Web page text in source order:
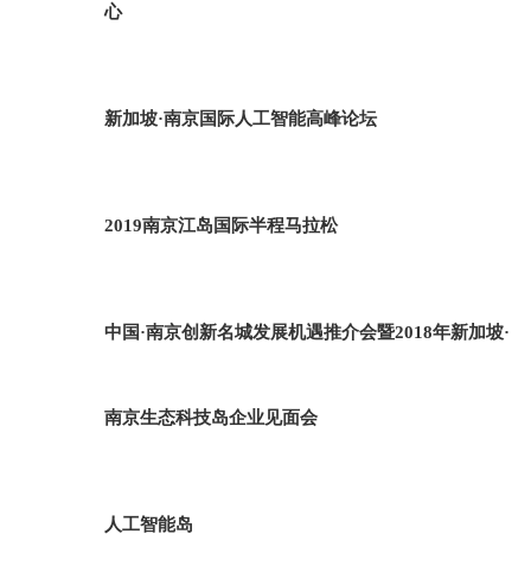
心
新加坡·南京国际人工智能高峰论坛
2019南京江岛国际半程马拉松
中国·南京创新名城发展机遇推介会暨2018年新加坡·
南京生态科技岛企业见面会
人工智能岛